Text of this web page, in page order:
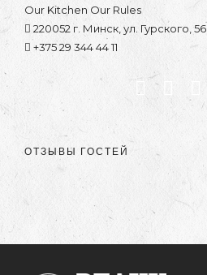
Our Kitchen Our Rules
220052 г. Минск, ул. Гурского, 56
+375 29 344 44 11
ОТЗЫВЫ ГОСТЕЙ